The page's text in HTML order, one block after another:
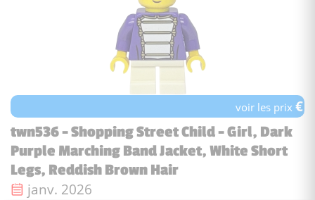
voir les prix€
twn536 - Shopping Street Child - Girl, Dark
Purple Marching Band Jacket, White Short
Legs, Reddish Brown Hair
Date de sortie :
janv. 2026